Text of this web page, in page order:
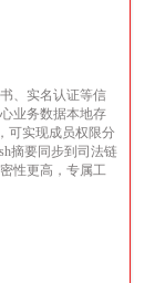
、实名认证等信
业务数据本地存
可实现成员权限分
摘要同步到司法链
性更高，专属工